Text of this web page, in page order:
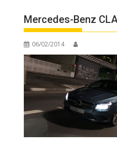
Mercedes-Benz
06/02/2014